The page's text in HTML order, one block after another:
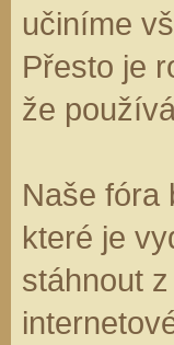
učiníme
Přesto je
že
Naše fóra
které je
stáhnout z